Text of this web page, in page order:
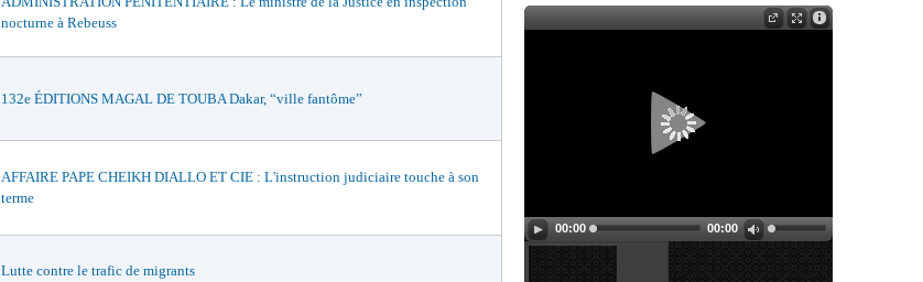
nocturne à Rebeuss
132e ÉDITIONS MAGAL DE TOUBA Dakar, “ville fantôme”
AFFAIRE PAPE CHEIKH DIALLO ET CIE : L'instruction judiciaire touche à son
terme
Lutte contre le trafic de migrants
00:00 00:00